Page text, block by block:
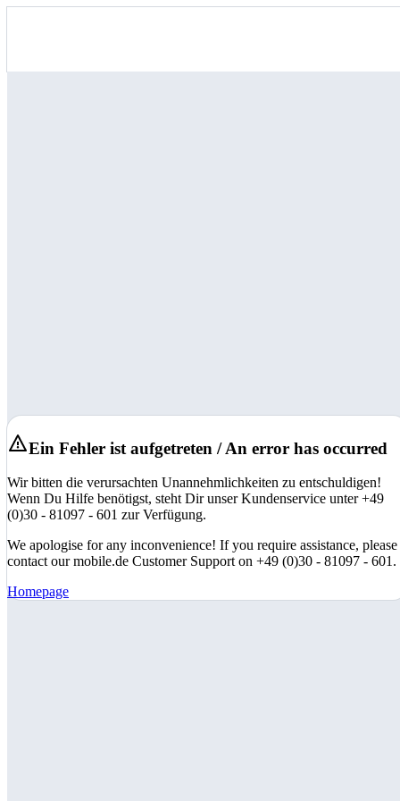
Ein Fehler ist aufgetreten / An error has occurred
Wir bitten die verursachten Unannehmlichkeiten zu entschuldigen!
Wenn Du Hilfe benötigst, steht Dir unser Kundenservice unter +49
(0)30 - 81097 - 601 zur Verfügung.
We apologise for any inconvenience! If you require assistance, please
contact our mobile.de Customer Support on +49 (0)30 - 81097 - 601.
Homepage